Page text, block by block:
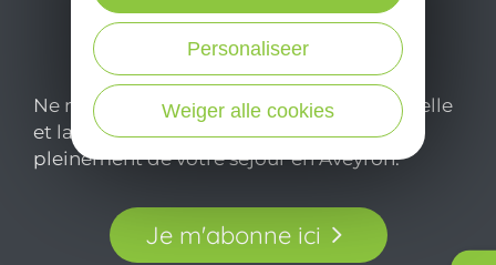
Ne manquez pas notre newsletter mensuelle
et laissez-vous inspirer pour profiter
pleinement de votre séjour en Aveyron.
Je m'abonne ici
Weiger alle cookies
Personaliseer